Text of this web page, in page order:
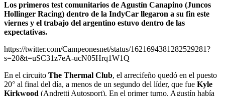
Los primeros test comunitarios de Agustín Canapino (Juncos
Hollinger Racing) dentro de la IndyCar llegaron a su fin este
viernes y el trabajo del argentino estuvo dentro de las
expectativas.
https://twitter.com/Campeonesnet/status/1621694381282529281?
s=20&t=uSC31z7eA-ucN05Hrq1W1Q
En el circuito The Thermal Club, el arrecifeño quedó en el puesto
20° al final del día, a menos de un segundo del líder, que fue Kyle
Kirkwood (Andretti Autosport). En el primer turno, Agustín había